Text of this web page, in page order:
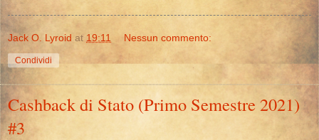
Jack O. Lyroid at 19:11 Nessun commento:
Condividi
Cashback di Stato (Primo Semestre 2021)
#3